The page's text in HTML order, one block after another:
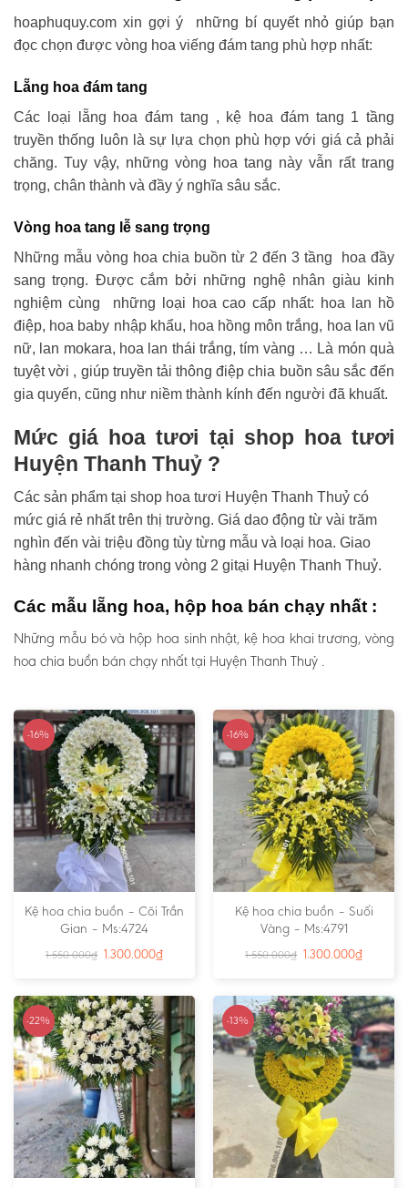
hoaphuquy.com xin gợi ý những bí quyết nhỏ giúp bạn
đọc chọn được vòng hoa viếng đám tang phù hợp nhất:
Lẵng hoa đám tang
Các loại lẵng hoa đám tang , kệ hoa đám tang 1 tầng
truyền thống luôn là sự lựa chọn phù hợp với giá cả phải
chăng. Tuy vậy, những vòng hoa tang này vẫn rất trang
trọng, chân thành và đầy ý nghĩa sâu sắc.
Vòng hoa tang lễ sang trọng
Những mẫu vòng hoa chia buồn từ 2 đến 3 tầng hoa đầy
sang trọng. Được cắm bởi những nghệ nhân giàu kinh
nghiệm cùng những loại hoa cao cấp nhất: hoa lan hồ
điệp, hoa baby nhập khẩu, hoa hồng môn trắng, hoa lan vũ
nữ, lan mokara, hoa lan thái trắng, tím vàng … Là món quà
tuyệt vời , giúp truyền tải thông điệp chia buồn sâu sắc đến
gia quyến, cũng như niềm thành kính đến người đã khuất.
Mức giá hoa tươi tại shop hoa tươi
Huyện Thanh Thuỷ ?
Các sản phẩm tại shop hoa tươi Huyện Thanh Thuỷ có
mức giá rẻ nhất trên thị trường. Giá dao động từ vài trăm
nghìn đến vài triệu đồng tùy từng mẫu và loại hoa. Giao
hàng nhanh chóng trong vòng 2 gitại Huyện Thanh Thuỷ.
Các mẫu lẵng hoa, hộp hoa bán chạy nhất :
Những mẫu bó và hộp hoa sinh nhật, kệ hoa khai trương, vòng
hoa chia buồn bán chạy nhất tại Huyện Thanh Thuỷ .
-16%
Kệ hoa chia buồn – Cõi Trần
Gian – Ms:4724
1.550.000₫ 1.300.000₫
-16%
Kệ hoa chia buồn – Suối
Vàng – Ms:4791
1.550.000₫ 1.300.000₫
-22% -13%